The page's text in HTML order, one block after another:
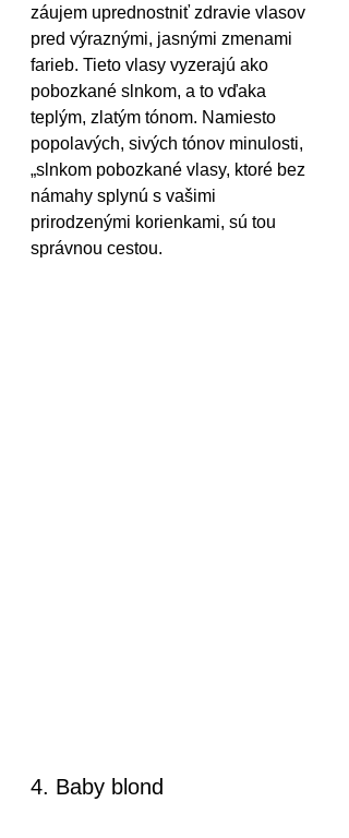
záujem uprednostniť zdravie vlasov
pred výraznými, jasnými zmenami
farieb. Tieto vlasy vyzerajú ako
pobozkané slnkom, a to vďaka
teplým, zlatým tónom. Namiesto
popolavých, sivých tónov minulosti,
„slnkom pobozkané vlasy, ktoré bez
námahy splynú s vašimi
prirodzenými korienkami, sú tou
správnou cestou.
4. Baby blond